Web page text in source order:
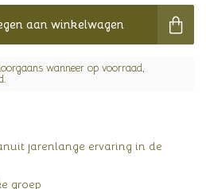
aan winkelwagen
wanneer op voorraad,
jarenlange ervaring in de
groep